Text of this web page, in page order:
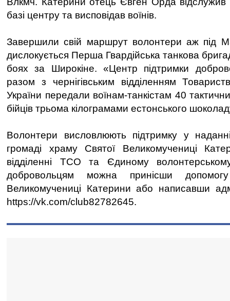
базі центру та висповідав воїнів.
Завершили свій маршрут волонтери аж під
дислокується Перша Гвардійська танкова
боях за Широкіне. «Центр підтримки
разом з чернігівським відділенням
України передали воїнам-танкістам 40
бійців трьома кілограмами естонського
Волонтери висловлюють підтримку у
громаді храму Святої Великомучениці
відділенні ТСО та Єдиному
добровольцям можна принісши
Великомучениці Катерини або написавши
https://vk.com/club82782645.